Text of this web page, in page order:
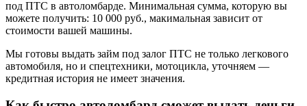
под ПТС в автоломбарде. Минимальная сумма, которую вы
можете получить: 10 000 руб., макимальная зависит от
стоимости вашей машины.
Мы готовы выдать займ под залог ПТС не только легкового
автомобиля, но и спецтехники, мотоцикла, уточняем —
кредитная история не имеет значения.